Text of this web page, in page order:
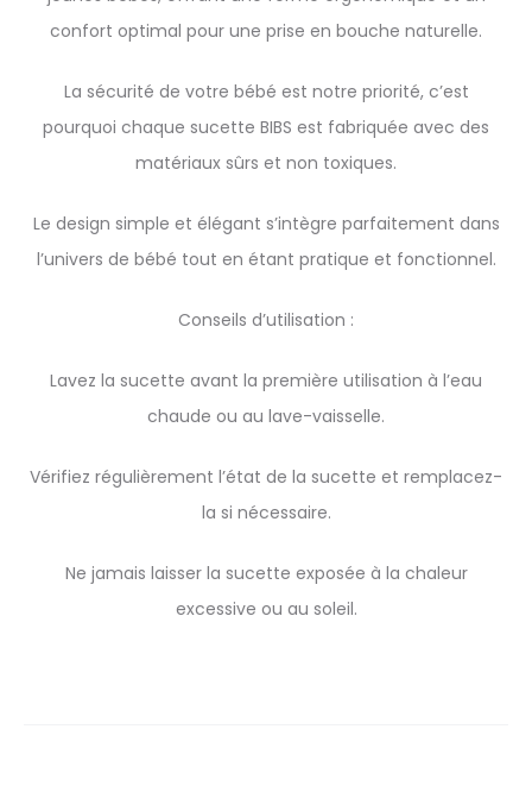
confort optimal pour une prise en bouche naturelle.
La sécurité de votre bébé est notre priorité, c’est
pourquoi chaque sucette BIBS est fabriquée avec des
matériaux sûrs et non toxiques.
Le design simple et élégant s’intègre parfaitement dans
l’univers de bébé tout en étant pratique et fonctionnel.
Conseils d’utilisation :
Lavez la sucette avant la première utilisation à l’eau
chaude ou au lave-vaisselle.
Vérifiez régulièrement l’état de la sucette et remplacez-
la si nécessaire.
Ne jamais laisser la sucette exposée à la chaleur
excessive ou au soleil.